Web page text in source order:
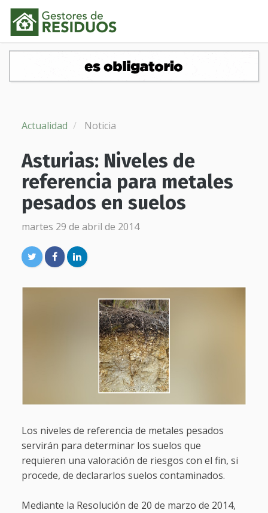
Actualidad Noticia
Asturias: Niveles de
referencia para metales
pesados en suelos
martes 29 de abril de 2014
Los niveles de referencia de metales pesados
servirán para determinar los suelos que
requieren una valoración de riesgos con el fin, si
procede, de declararlos suelos contaminados.
Mediante la Resolución de 20 de marzo de 2014,